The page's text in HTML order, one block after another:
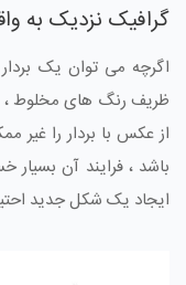
گرافیک نزدیک به
اگرچه می توان یک
ظریف رنگ های مخلوط ،
از عکس با بردار را غیر
باشد ، فرایند آن بسیار
ایجاد یک شکل جدید